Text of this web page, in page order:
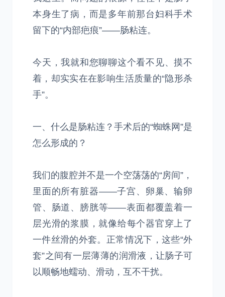
本身生了病，而是多年前那台妇科手术
留下的“内部疤痕”——肠粘连。
今天，我就和您聊聊这个看不见、摸不
着，却实实在在影响生活质量的“隐形杀
手”。
一、什么是肠粘连？手术后的“蜘蛛网”是
怎么形成的？
我们的腹腔并不是一个空荡荡的“房间”，
里面的所有脏器——子宫、卵巢、输卵
管、肠道、膀胱等——表面都覆盖着一
层光滑的浆膜，就像给每个器官穿上了
一件丝滑的外套。正常情况下，这些“外
套”之间有一层薄薄的润滑液，让肠子可
以顺畅地蠕动、滑动，互不干扰。